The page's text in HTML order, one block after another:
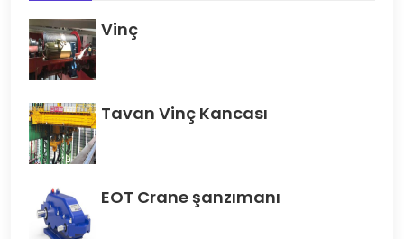
Vinç
Tavan Vinç Kancası
EOT Crane şanzımanı